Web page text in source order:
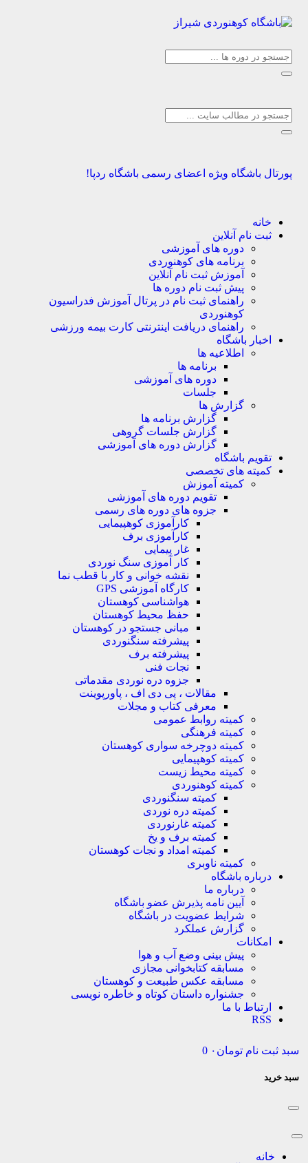
باشگاه ویژه اعضای رسمی باشگاه ردپا!
نام آنلاین
دوره های آموزشی
برنامه های کوهنوردی
آموزش ثبت نام آنلاین
پیش ثبت نام دوره ها
راهنمای ثبت نام در پرتال آموزش فدراسیون
کوهنوردی
راهنمای دریافت اینترنتی کارت بیمه ورزشی
باشگاه
اطلاعیه ها
برنامه ها
دوره های آموزشی
جلسات
گزارش ها
گزارش برنامه ها
گزارش جلسات گروهی
گزارش دوره های آموزشی
باشگاه
های تخصصی
کمیته آموزش
تقویم دوره های آموزشی
جزوه های دوره های رسمی
کارآموزی کوهپیمایی
کارآموزی برف
غار پیمایی
کار آموزی سنگ نوردی
نقشه خوانی و کار با قطب نما
کارگاه آموزشی GPS
هواشناسی کوهستان
حفظ محیط کوهستان
مبانی جستجو در کوهستان
پیشرفته سنگنوردی
پیشرفته برف
نجات فنی
جزوه دره نوردی مقدماتی
مقالات ، پی دی اف ، پاورپوینت
معرفی کتاب و مجلات
کمیته روابط عمومی
کمیته فرهنگی
کمیته دوچرخه سواری کوهستان
کمیته کوهپیمایی
کمیته محیط زیست
کمیته کوهنوردی
کمیته سنگنوردی
کمیته دره نوردی
کمیته غارنوردی
کمیته برف و یخ
کمیته امداد و نجات کوهستان
کمیته ناوبری
باشگاه
درباره ما
آیین نامه پذیرش عضو باشگاه
شرایط عضویت در باشگاه
گزارش عملکرد
پیش بینی وضع آب و هوا
مسابقه کتابخوانی مجازی
مسابقه عکس طبیعت و کوهستان
جشنواره داستان کوتاه و خاطره نویسی
با ما
نام تومان ۰ 0